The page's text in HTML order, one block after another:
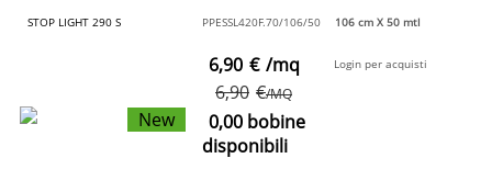
STOP LIGHT 290 S PPESSL420F.70/106/50 106 cm X 50 mtl
New
6,90 €/MQ
6,90 € /mq
0,00 bobine
disponibili
Login per acquisti